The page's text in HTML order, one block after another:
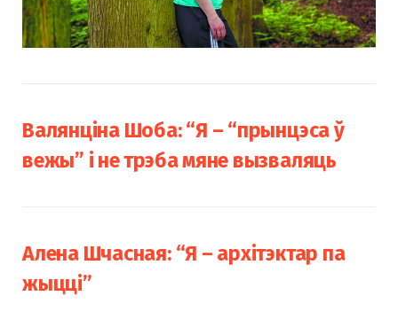
Валянціна Шоба: “Я – “прынцэса ў
вежы” і не трэба мяне вызваляць
Алена Шчасная: “Я – архітэктар па
жыцці”